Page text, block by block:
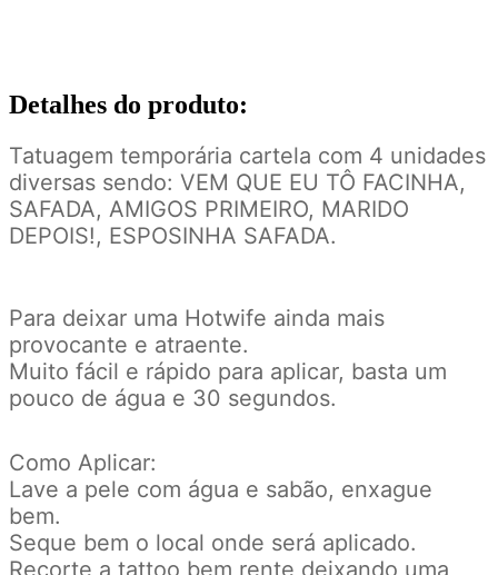
Detalhes do produto:
Tatuagem temporária cartela com 4 unidades
diversas sendo: VEM QUE EU TÔ FACINHA,
SAFADA, AMIGOS PRIMEIRO, MARIDO
DEPOIS!, ESPOSINHA SAFADA.
Para deixar uma Hotwife ainda mais
provocante e atraente.
Muito fácil e rápido para aplicar, basta um
pouco de água e 30 segundos.
Como Aplicar:
Lave a pele com água e sabão, enxague
bem.
Seque bem o local onde será aplicado.
Recorte a tattoo bem rente deixando uma